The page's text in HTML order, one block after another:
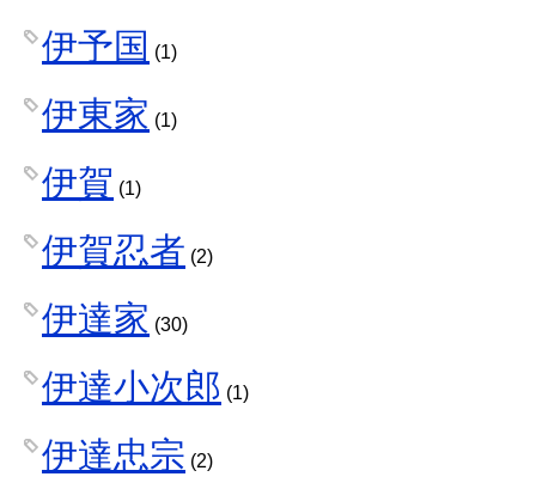
伊予国 (1)
伊東家 (1)
伊賀 (1)
伊賀忍者 (2)
伊達家 (30)
伊達小次郎 (1)
伊達忠宗 (2)